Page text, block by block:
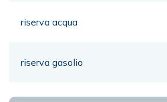
riserva acqua
riserva gasolio